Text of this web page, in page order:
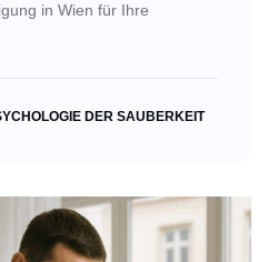
in Wien für Ihre
DER SAUBERKEIT